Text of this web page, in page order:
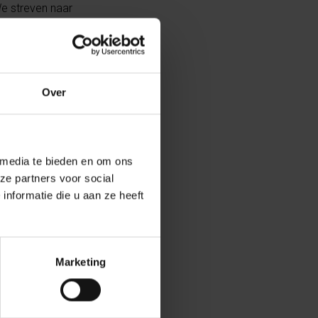
Over
te bieden en om ons
partners voor social
die u aan ze heeft
Marketing
streven naar
vrijdag
van Audi
van de
voor
Toen er
maken,